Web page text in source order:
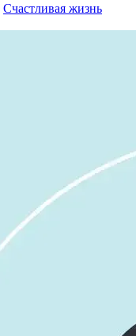
Счастливая жизнь